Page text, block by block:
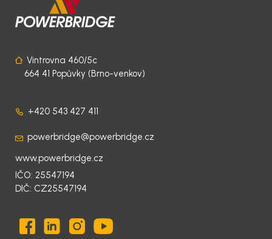
Vintrovna 460/5c
664 41 Popůvky (Brno-venkov)
+420 543 427 411
powerbridge@powerbridge.cz
www.powerbridge.cz
IČO: 25547194
DIČ: CZ25547194